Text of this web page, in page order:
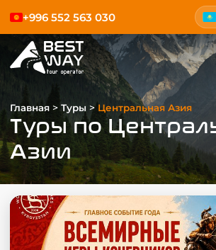
+996 552 563 030
Главная > Туры > Центральная Азия
Туры по
Азии